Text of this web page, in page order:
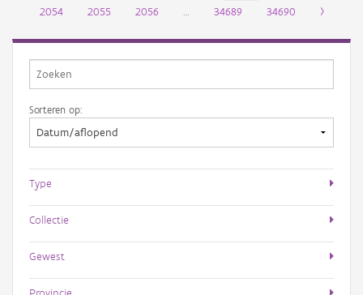
2054
2055 2056 … 34689 34690 ›
Sorteren op:
Type
Collectie
Gewest